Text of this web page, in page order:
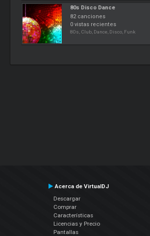
80s Disco Dance
82 canciones
0 vistas recientes
80s, Club, Dance, Disco, Funk
Acerca de VirtualDJ
Descargar
Comprar
Características
Licencias y Precio
Pantallas